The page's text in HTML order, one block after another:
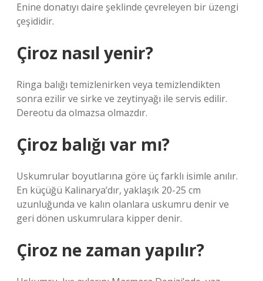
Enine donatıyı daire şeklinde çevreleyen bir üzengi
çeşididir.
Çiroz nasıl yenir?
Ringa balığı temizlenirken veya temizlendikten
sonra ezilir ve sirke ve zeytinyağı ile servis edilir.
Dereotu da olmazsa olmazdır.
Çiroz balığı var mı?
Uskumrular boyutlarına göre üç farklı isimle anılır.
En küçüğü Kalinarya’dır, yaklaşık 20-25 cm
uzunluğunda ve kalın olanlara uskumru denir ve
geri dönen uskumrulara kipper denir.
Çiroz ne zaman yapılır?